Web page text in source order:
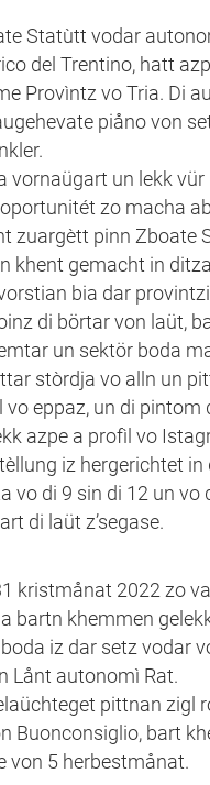
Statùtt vodar
del Trentino, hatt
Provìntz vo Tria. Di
piåno von
vornaügart un lekk
zo macha
zuargètt pinn Zboate
khent gemacht in
bia dar
di börtar von laüt,
un sektör boda
stòrdja vo alln un
eppaz, un di
azpe a profìl vo
iz hergerichtet
di 9 sin di 12 un vo
di laüt z’segase.
kristmånat 2022 zo
bartn khemmen
iz dar setz vodar
Lånt autonomì Rat.
pittnan zigl
Buonconsiglio, bart
von 5 herbestmånat.